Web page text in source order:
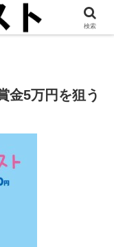
しています。
金5万円を狙う
検索